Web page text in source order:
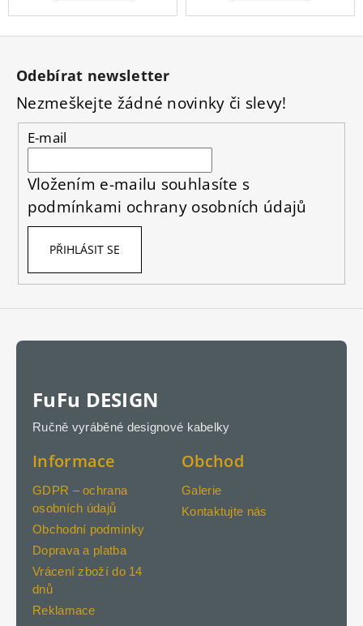
Z
Odebírat newsletter
Nezmeškejte žádné novinky či slevy!
E-mail
Vložením e-mailu souhlasíte s
podmínkami ochrany osobních údajů
PŘIHLÁSIT SE
FuFu DESIGN
Ručně vyráběné designové kabelky
Informace
GDPR – ochrana
osobních údajů
Obchodní podmínky
Doprava a platba
Vrácení zboží do 14
dnů
Reklamace
Obchod
Galerie
Kontaktujte nás